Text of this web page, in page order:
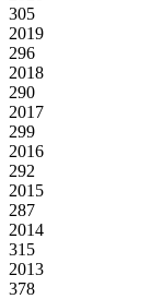
305
2019
296
2018
290
2017
299
2016
292
2015
287
2014
315
2013
378